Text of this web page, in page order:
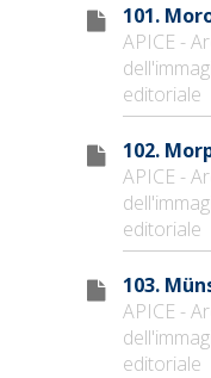
101.
APICE -
editoriale
102.
APICE -
editoriale
103.
APICE -
editoriale